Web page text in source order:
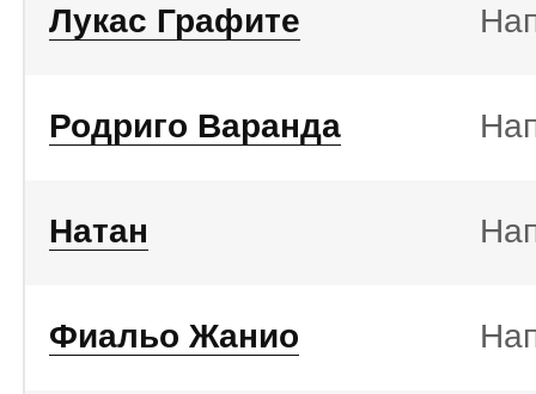
Лукас Графите
Родриго Варанда
Натан
Фиальо Жанио